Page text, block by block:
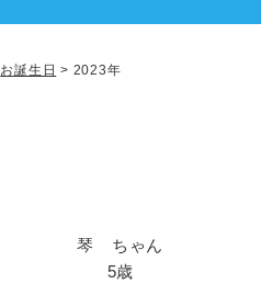
お誕生日 > 2023年
琴 ちゃん
5歳